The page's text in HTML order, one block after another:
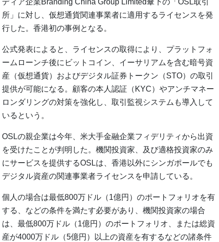
所」に対し、仮想通貨関連事業者に適用するライセンスを発
行した。香港初の事例となる。
公式発表によると、ライセンスの取得により、プラットフォ
ームローンチ後にビットコイン、イーサリアムを含む暗号資
産（仮想通貨）およびデジタル証券トークン（STO）の取引
提供が可能になる。顧客の本人認証（KYC）やアンチマネー
ロンダリングの対策を強化し、取引監視システムも導入して
いるという。
OSLの親企業は今年、米大手金融企業フィデリティから出資
を受けたことが判明した。機関投資家、及び適格投資家のみ
にサービスを提供するOSLは、香港以外にシンガポールでも
デジタル資産の関連事業者ライセンスを申請している。
個人の場合は最低800万ドル（1億円）のポートフォリオを有
する、などの条件を満たす必要があり、機関投資家の場合
は、最低800万ドル（1億円）のポートフォリオ、または総資
産が4000万ドル（5億円）以上の資産を有するなどの諸条件